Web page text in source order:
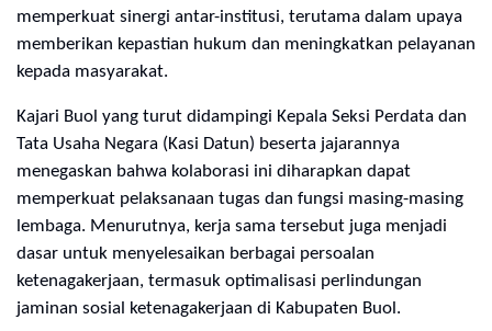
memperkuat sinergi antar-institusi, terutama dalam upaya
memberikan kepastian hukum dan meningkatkan pelayanan
kepada masyarakat.
Kajari Buol yang turut didampingi Kepala Seksi Perdata dan
Tata Usaha Negara (Kasi Datun) beserta jajarannya
menegaskan bahwa kolaborasi ini diharapkan dapat
memperkuat pelaksanaan tugas dan fungsi masing-masing
lembaga. Menurutnya, kerja sama tersebut juga menjadi
dasar untuk menyelesaikan berbagai persoalan
ketenagakerjaan, termasuk optimalisasi perlindungan
jaminan sosial ketenagakerjaan di Kabupaten Buol.